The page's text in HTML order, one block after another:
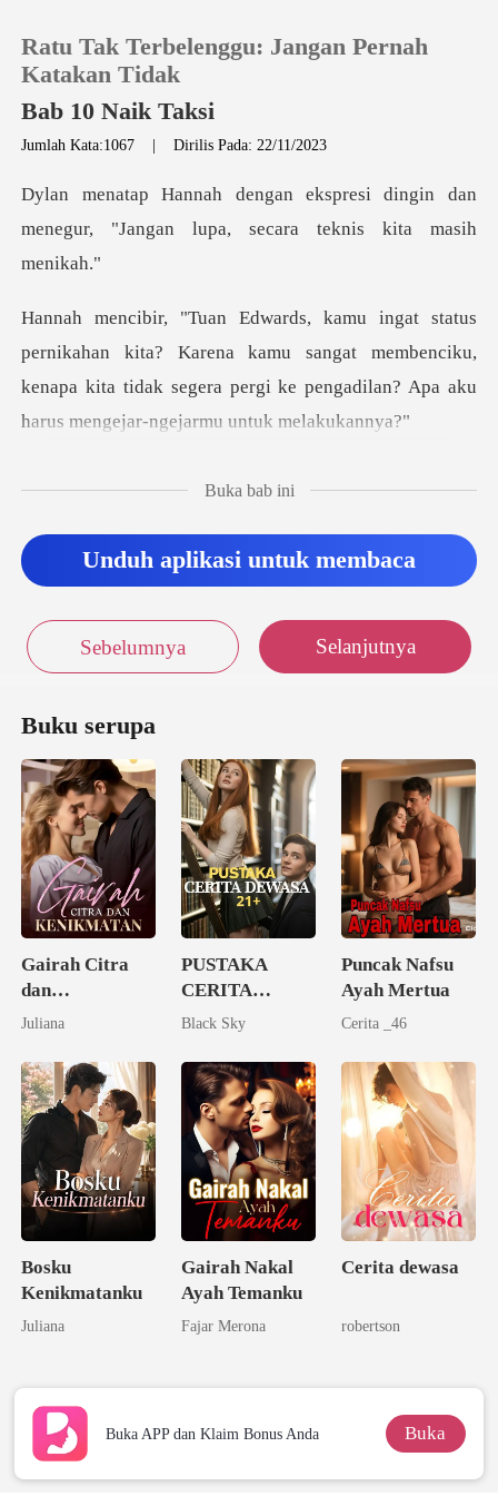
Pengisian Ulang
Keluar
Unduh Aplikasi
Ratu Tak Terbelenggu: Jangan Pernah
Katakan Tidak
Bab 10 Naik Taksi
Jumlah Kata:1067 |Dirilis Pada: 22/11/2023
i dingin dan
menegur, "Jangan lupa,
? Karena kamu sangat membenciku,
kenapa kita tidak segera pergi k
Buka bab ini
Unduh aplikasi untuk membaca
Sebelumnya Selanjutnya
Buku serupa
Gairah Citra
dan
Kenikmatan
Juliana
PUSTAKA
CERITA
DEWASA 21+
Black Sky
Puncak Nafsu
Ayah Mertua
Cerita _46
Bosku
Kenikmatanku
Juliana
Gairah Nakal
Ayah Temanku
Fajar Merona
Cerita dewasa
robertson
Buka APP dan Klaim Bonus Anda Buka